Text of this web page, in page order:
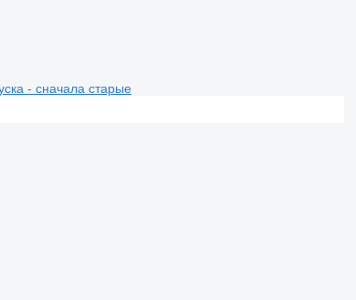
- сначала старые